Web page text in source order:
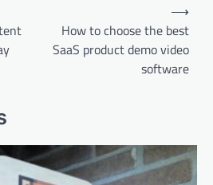
How to choose the best
SaaS product demo video
software
⟶